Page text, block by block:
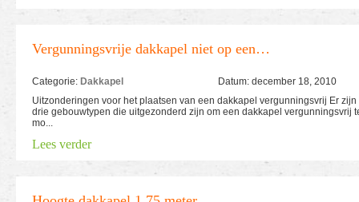
Vergunningsvrije dakkapel niet op een…
Categorie: Dakkapel
Datum: december 18, 2010
Uitzonderingen voor het plaatsen van een dakkapel vergunningsvrij Er zijn
drie gebouwtypen die uitgezonderd zijn om een dakkapel vergunningsvrij
mo...
Lees verder